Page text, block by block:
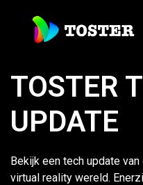
TOSTER
UPDATE
Bekijk een tech update
virtual reality wereld.